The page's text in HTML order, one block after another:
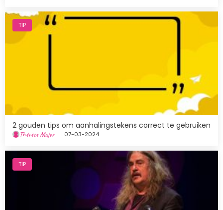
TIP
Afbeelding
2 gouden tips om aanhalingstekens correct te gebruiken
Thérèse Major 07-03-2024
TIP